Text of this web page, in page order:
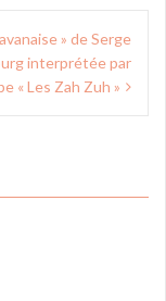
» de Serge
interprétée par
« Les Zah Zuh »